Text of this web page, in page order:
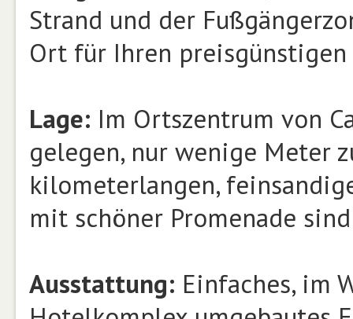
Strand und der
Ort für Ihren
Lage: Im Ortszentrum von
gelegen, nur wenige Meter
kilometerlangen,
mit schöner Promenade
Ausstattung: Einfaches, im